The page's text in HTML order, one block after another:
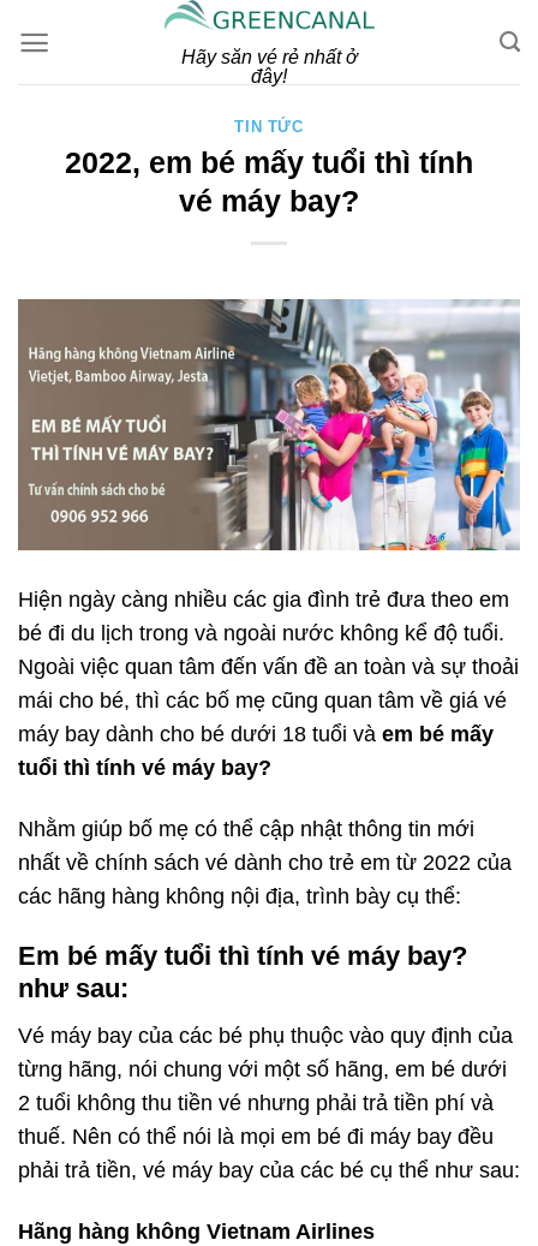
content
Hãy săn vé rẻ nhất ở
đây!
TIN TỨC
2022, em bé mấy tuổi thì tính
vé máy bay?
Hiện ngày càng nhiều các gia đình trẻ đưa theo em
bé đi du lịch trong và ngoài nước không kể độ tuổi.
Ngoài việc quan tâm đến vấn đề an toàn và sự thoải
mái cho bé, thì các bố mẹ cũng quan tâm về giá vé
máy bay dành cho bé dưới 18 tuổi và em bé mấy
tuổi thì tính vé máy bay?
Nhằm giúp bố mẹ có thể cập nhật thông tin mới
nhất về chính sách vé dành cho trẻ em từ 2022 của
các hãng hàng không nội địa, trình bày cụ thể:
Em bé mấy tuổi thì tính vé máy bay?
như sau:
Vé máy bay của các bé phụ thuộc vào quy định của
từng hãng, nói chung với một số hãng, em bé dưới
2 tuổi không thu tiền vé nhưng phải trả tiền phí và
thuế. Nên có thể nói là mọi em bé đi máy bay đều
phải trả tiền, vé máy bay của các bé cụ thể như sau:
Hãng hàng không Vietnam Airlines